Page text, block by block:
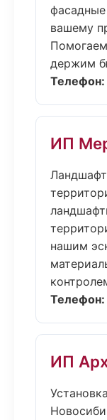
вашему
держим
Телефон:
ИП
нашим
Телефон:
ИП